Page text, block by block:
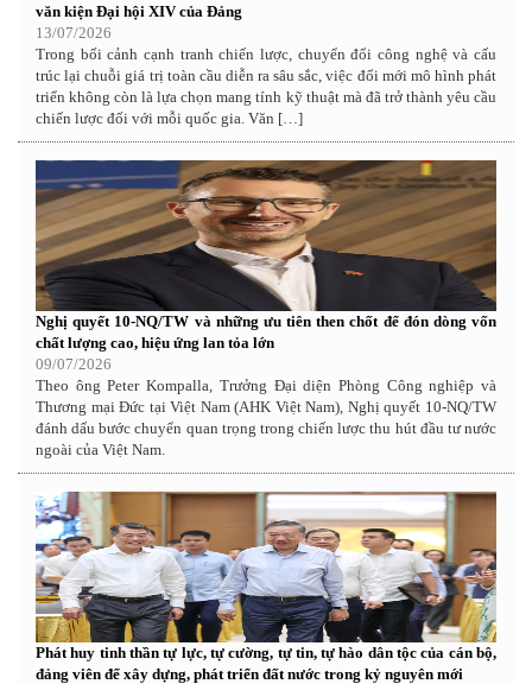
văn kiện Đại hội XIV của Đảng
13/07/2026
Trong bối cảnh cạnh tranh chiến lược, chuyển đổi công nghệ và cấu
trúc lại chuỗi giá trị toàn cầu diễn ra sâu sắc, việc đổi mới mô hình phát
triển không còn là lựa chọn mang tính kỹ thuật mà đã trở thành yêu cầu
chiến lược đối với mỗi quốc gia. Văn […]
Nghị quyết 10-NQ/TW và những ưu tiên then chốt để đón dòng vốn
chất lượng cao, hiệu ứng lan tỏa lớn
09/07/2026
Theo ông Peter Kompalla, Trưởng Đại diện Phòng Công nghiệp và
Thương mại Đức tại Việt Nam (AHK Việt Nam), Nghị quyết 10-NQ/TW
đánh dấu bước chuyển quan trọng trong chiến lược thu hút đầu tư nước
ngoài của Việt Nam.
Phát huy tinh thần tự lực, tự cường, tự tin, tự hào dân tộc của cán bộ,
đảng viên để xây dựng, phát triển đất nước trong kỷ nguyên mới